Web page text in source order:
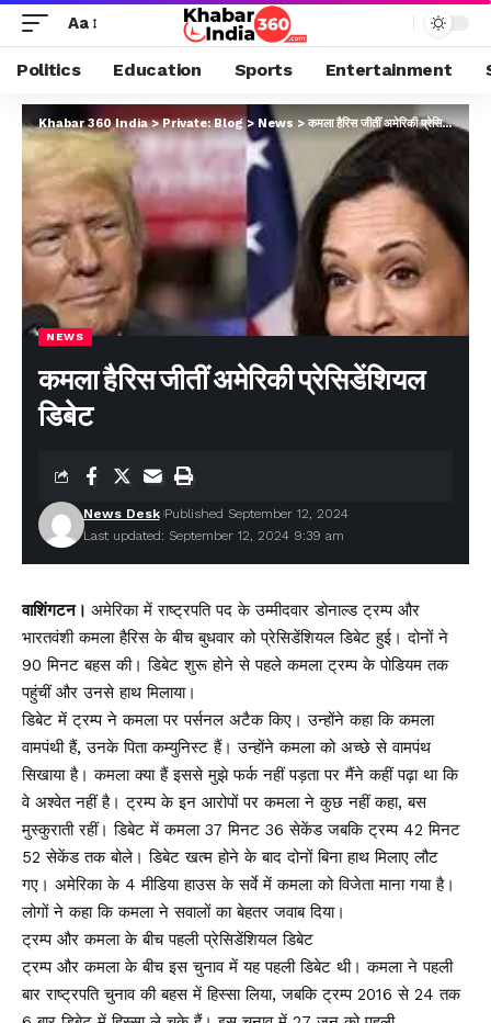
Aa
Politics Education Sports Entertainment
Khabar 360 India>Private: Blog> News > कमला हैरिस जीतीं अमेरिकी प्रेसिडेंशियल डिबेट
NEWS
कमला हैरिस जीतीं अमेरिकी प्रेसिडेंशियल
डिबेट
Last updated: September 12, 2024 9:39 am
News Desk Published September 12, 2024
वाशिंगटन। अमेरिका में राष्ट्रपति पद के उम्मीदवार डोनाल्ड ट्रम्प और
भारतवंशी कमला हैरिस के बीच बुधवार को प्रेसिडेंशियल डिबेट हुई। दोनों ने
90 मिनट बहस की। डिबेट शुरू होने से पहले कमला ट्रम्प के पोडियम तक
पहुंचीं और उनसे हाथ मिलाया।
डिबेट में ट्रम्प ने कमला पर पर्सनल अटैक किए। उन्होंने कहा कि कमला
वामपंथी हैं, उनके पिता कम्युनिस्ट हैं। उन्होंने कमला को अच्छे से वामपंथ
सिखाया है। कमला क्या हैं इससे मुझे फर्क नहीं पड़ता पर मैंने कहीं पढ़ा था कि
वे अश्वेत नहीं है। ट्रम्प के इन आरोपों पर कमला ने कुछ नहीं कहा, बस
मुस्कुराती रहीं। डिबेट में कमला 37 मिनट 36 सेकेंड जबकि ट्रम्प 42 मिनट
52 सेकेंड तक बोले। डिबेट खत्म होने के बाद दोनों बिना हाथ मिलाए लौट
गए। अमेरिका के 4 मीडिया हाउस के सर्वे में कमला को विजेता माना गया है।
लोगों ने कहा कि कमला ने सवालों का बेहतर जवाब दिया।
ट्रम्प और कमला के बीच पहली प्रेसिडेंशियल डिबेट
ट्रम्प और कमला के बीच इस चुनाव में यह पहली डिबेट थी। कमला ने पहली
बार राष्ट्रपति चुनाव की बहस में हिस्सा लिया, जबकि ट्रम्प 2016 से 24 तक